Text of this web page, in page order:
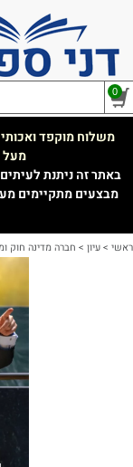
0
משלוח מוקפד ואכותי
מעל 249
באתר זה ניתנת
מבצעים מתקיימים
ראשי >עיון > חברה מדינה חוק